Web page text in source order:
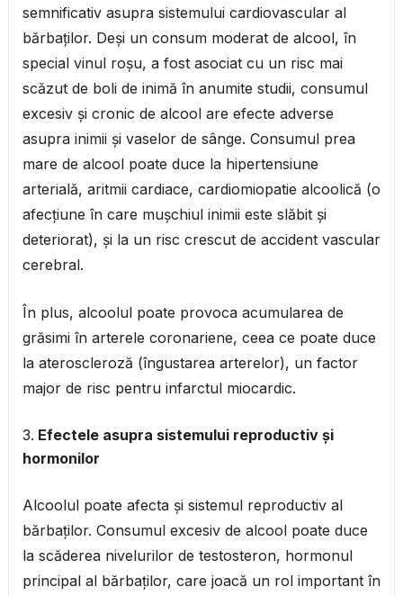
semnificativ asupra sistemului cardiovascular al
bărbaților. Deși un consum moderat de alcool, în
special vinul roșu, a fost asociat cu un risc mai
scăzut de boli de inimă în anumite studii, consumul
excesiv și cronic de alcool are efecte adverse
asupra inimii și vaselor de sânge. Consumul prea
mare de alcool poate duce la hipertensiune
arterială, aritmii cardiace, cardiomiopatie alcoolică (o
afecțiune în care mușchiul inimii este slăbit și
deteriorat), și la un risc crescut de accident vascular
cerebral.
În plus, alcoolul poate provoca acumularea de
grăsimi în arterele coronariene, ceea ce poate duce
la ateroscleroză (îngustarea arterelor), un factor
major de risc pentru infarctul miocardic.
Efectele asupra sistemului reproductiv și
hormonilor
Alcoolul poate afecta și sistemul reproductiv al
bărbaților. Consumul excesiv de alcool poate duce
la scăderea nivelurilor de testosteron, hormonul
principal al bărbaților, care joacă un rol important în